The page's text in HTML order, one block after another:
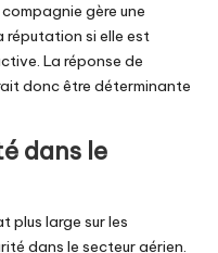
gère une
réputation si elle est
La réponse de
donc être déterminante
dans le
plus large sur les
dans le secteur aérien.